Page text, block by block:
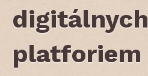
digitálnych
platforiem